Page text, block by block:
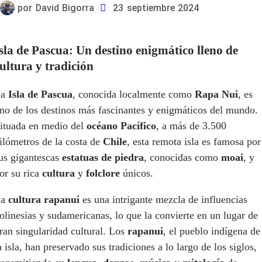
por David Bigorra 23 septiembre 2024
de Pascua: Un destino enigmático lleno de
y tradición
Isla de Pascua, conocida localmente como Rapa Nui, es
de los destinos más fascinantes y enigmáticos del mundo.
en medio del océano Pacífico, a más de 3.500
de la costa de Chile, esta remota isla es famosa por
gigantescas estatuas de piedra, conocidas como moai, y
su rica cultura y folclore únicos.
cultura rapanui es una intrigante mezcla de influencias
y sudamericanas, lo que la convierte en un lugar de
singularidad cultural. Los rapanui, el pueblo indígena de
isla, han preservado sus tradiciones a lo largo de los siglos,